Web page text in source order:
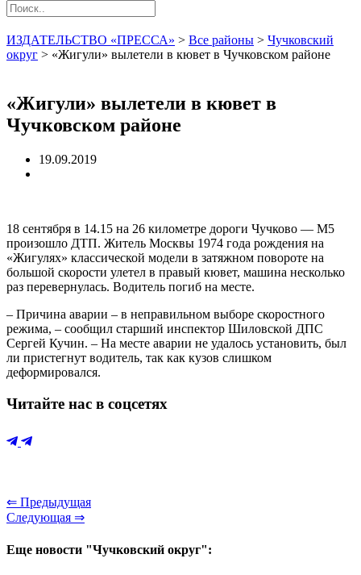
ИЗДАТЕЛЬСТВО «ПРЕССА» > Все районы > Чучковский
округ > «Жигули» вылетели в кювет в Чучковском районе
«Жигули» вылетели в кювет в
Чучковском районе
19.09.2019
18 сентября в 14.15 на 26 километре дороги Чучково — М5
произошло ДТП. Житель Москвы 1974 года рождения на
«Жигулях» классической модели в затяжном повороте на
большой скорости улетел в правый кювет, машина несколько
раз перевернулась. Водитель погиб на месте.
– Причина аварии – в неправильном выборе скоростного
режима, – сообщил старший инспектор Шиловской ДПС
Сергей Кучин. – На месте аварии не удалось установить, был
ли пристегнут водитель, так как кузов слишком
деформировался.
Читайте нас в соцсетях
⇐ Предыдущая
Следующая ⇒
Еще новости "Чучковский округ":